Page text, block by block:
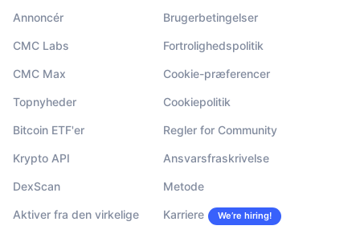
Annoncér
CMC Labs
CMC Max
Topnyheder
Bitcoin ETF'er
Krypto API
DexScan
Aktiver fra den virkelige
Brugerbetingelser
Fortrolighedspolitik
Cookie-præferencer
Cookiepolitik
Regler for Community
Ansvarsfraskrivelse
Metode
Karriere We’re hiring!